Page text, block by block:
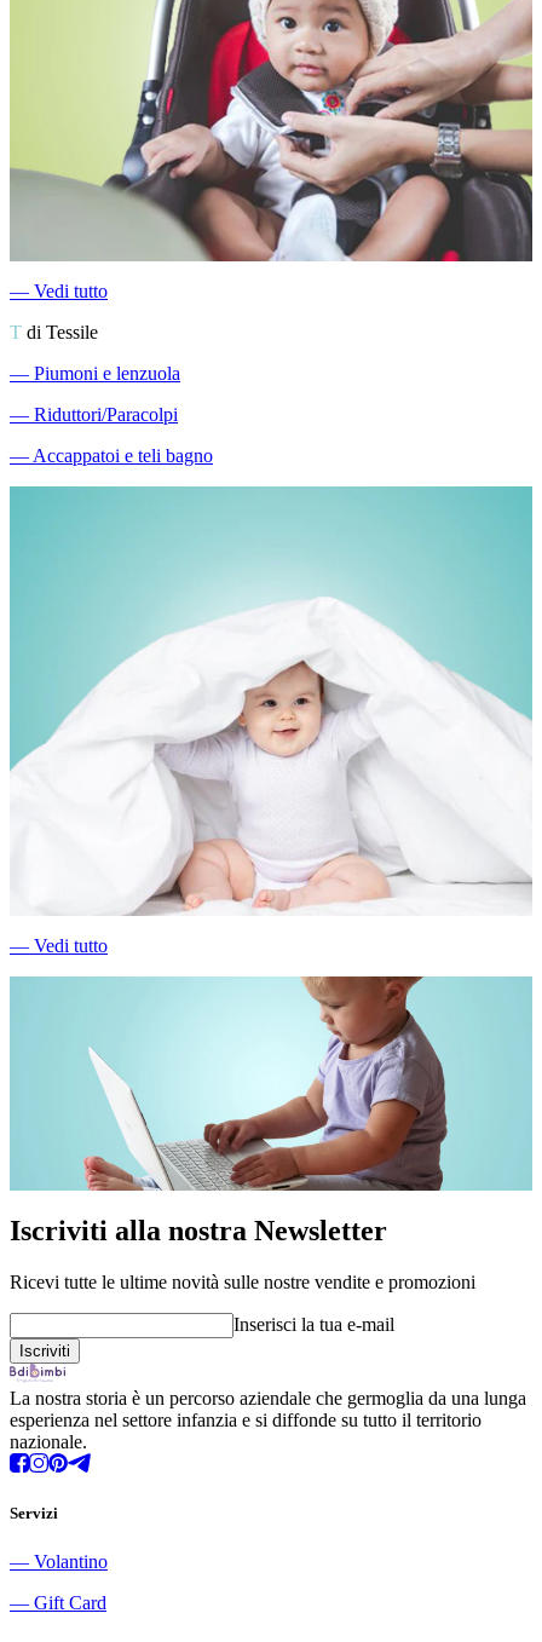
― Vedi tutto
T di Tessile
― Piumoni e lenzuola
― Riduttori/Paracolpi
―Accappatoi e teli bagno
― Vedi tutto
Iscriviti alla nostra Newsletter
Ricevi tutte le ultime novità sulle nostre vendite e promozioni
Inserisci la tua e-mail
La nostra storia è un percorso aziendale che germoglia da una lunga
esperienza nel settore infanzia e si diffonde su tutto il territorio
nazionale.
Servizi
― Volantino
― Gift Card